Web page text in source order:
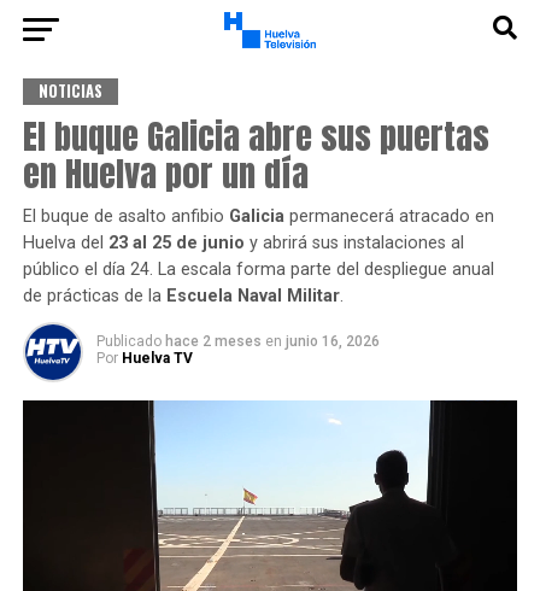
NOTICIAS
El buque Galicia abre sus puertas
en Huelva por un día
El buque de asalto anfibio Galiciapermanecerá atracado en
Huelva del 23 al 25 de junio y abrirá sus instalaciones al
público el día 24. La escala forma parte del despliegue anual
de prácticas de la Escuela Naval Militar.
Publicado hace 2 meses en junio 16, 2026
Por Huelva TV